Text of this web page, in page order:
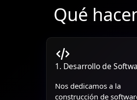
Qué
1. Desarrollo de
Nos dedicamos a la
construcción de